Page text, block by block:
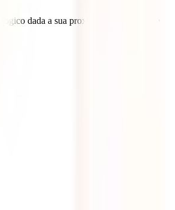
dada a sua proximidade) ou porque